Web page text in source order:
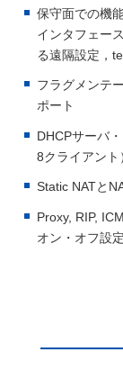
保守面での機
インタフェー
る遠隔設定，
フラグメンテ
ポート
DHCPサーバ
8クライアント
Static NATと
Proxy, RIP,
オン・オフ設